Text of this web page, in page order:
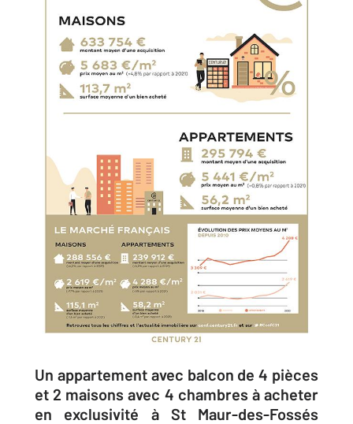
Un appartement avec balcon de 4 pièces
et 2 maisons avec 4 chambres à acheter
en exclusivité à St Maur-des-Fossés